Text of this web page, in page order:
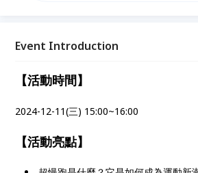
Event Introduction
【活動時間】
2024-12-11(三) 15:00~16:00
【活動亮點】